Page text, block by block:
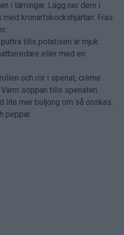
i tärningar. Lägg ner dem i
kronärtskockshjärtan. Fräs
tills potatisen är mjuk.
eller med en
och rör i spenat, crème
soppan tills spenaten
lite mer buljong om så önskas.
peppar.